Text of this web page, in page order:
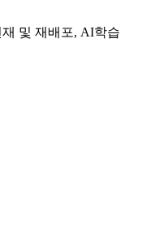
및 재배포, AI학습